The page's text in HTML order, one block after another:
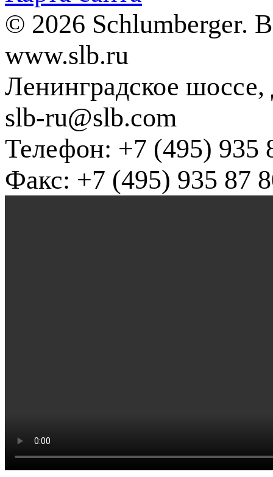
© 2026 Schlumberger.
www.slb.ru
Ленинградское
slb-ru@slb.com
Телефон: +7 (495) 935
Факс: +7 (495) 935 87